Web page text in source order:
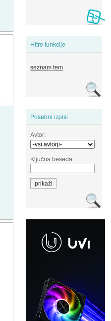
Hitre funkcije
seznam tem
Posebni izpisi
Avtor:
Ključna beseda: